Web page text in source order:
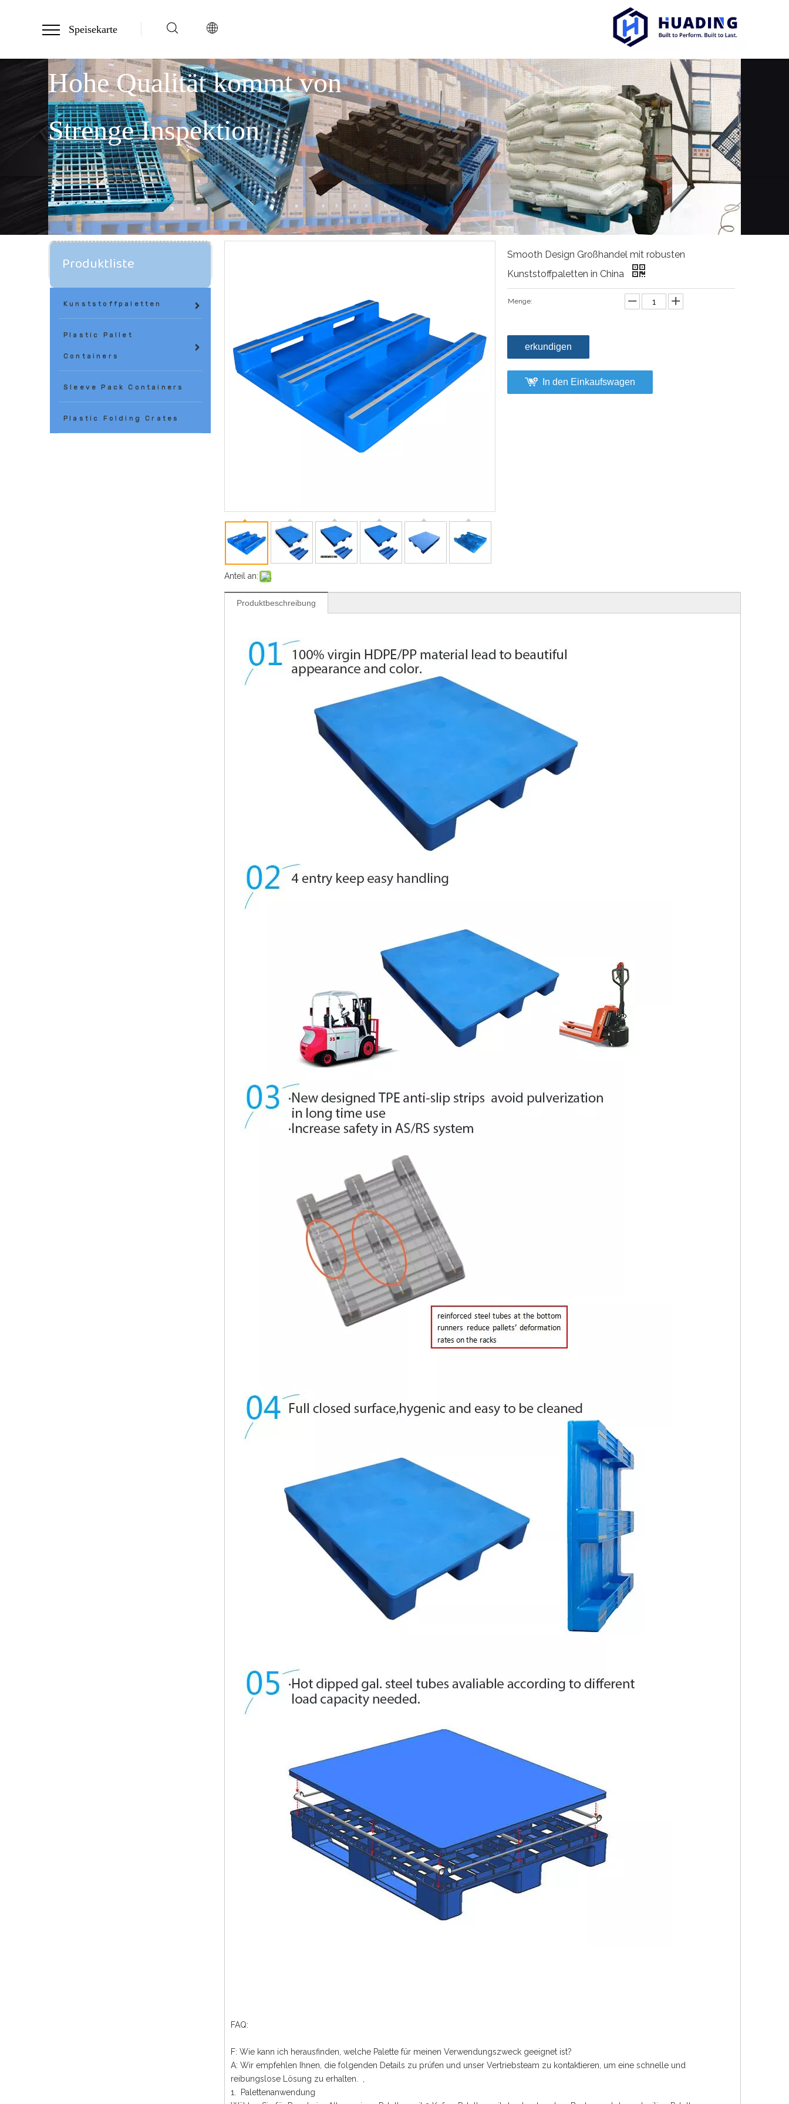
Speisekarte
Hohe Qualität kommt von
Strenge Inspektion
Produktliste
Kunststoffpaletten
Plastic Pallet
Containers
Sleeve Pack Containers
Plastic Folding Crates
Anteil an:
Smooth Design Großhandel mit robusten
Kunststoffpaletten in China
Menge:
erkundigen
In den Einkaufswagen
Produktbeschreibung
FAQ:
F: Wie kann ich herausfinden, welche Palette für meinen Verwendungszweck geeignet ist?
A: Wir empfehlen Ihnen, die folgenden Details zu prüfen und unser Vertriebsteam zu kontaktieren, um eine schnelle und
reibungslose Lösung zu erhalten. ,
1. Palettenanwendung